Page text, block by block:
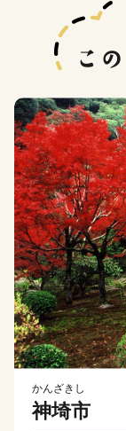
かんざきし
神埼市